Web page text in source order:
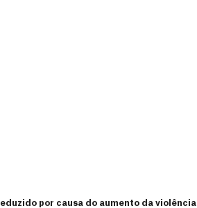
por causa do aumento da violência